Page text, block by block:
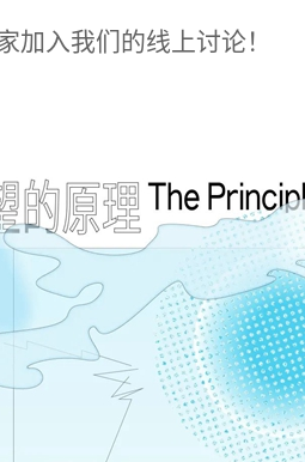
加入我们的线上讨论！